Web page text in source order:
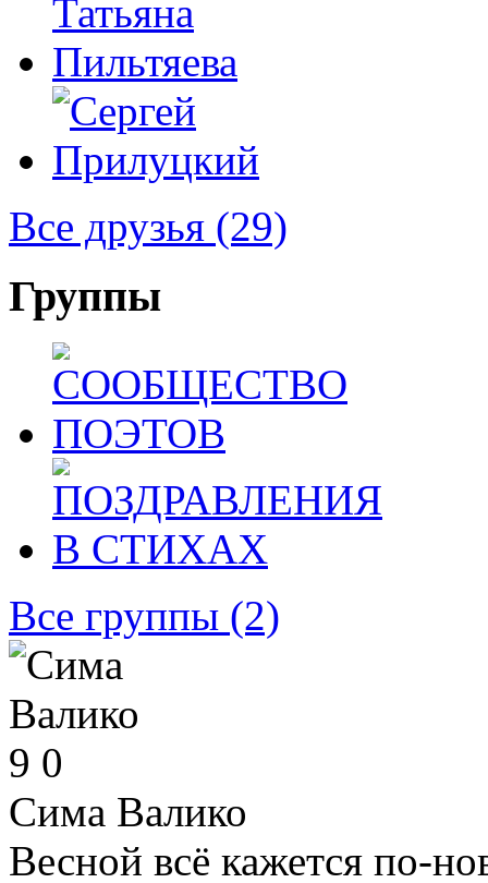
Все друзья (29)
Группы
Все группы (2)
9 0
Сима Валико
Весной всё кажется по-